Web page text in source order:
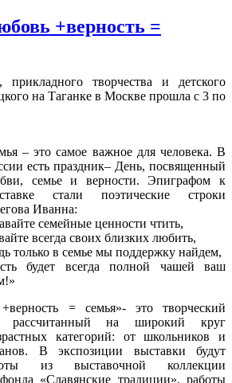
+верность =
творчества и детского
на Таганке в Москве прошла с 3 по
– это самое важное для человека. В
есть праздник– День, посвященный
семье и верности. Эпиграфом к
стали поэтические строки
Иванна:
семейные ценности чтить,
всегда своих близких любить,
только в семье мы поддержку найдем,
будет всегда полной чашей ваш
= семья»- это творческий
рассчитанный на широкий круг
категорий: от школьников и
В экспозиции выставки будут
из выставочной коллекции
«Славянские традиции», работы